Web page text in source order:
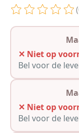
De beoordeling
✕ Niet op
Bel voor de
✕ Niet op
Bel voor de